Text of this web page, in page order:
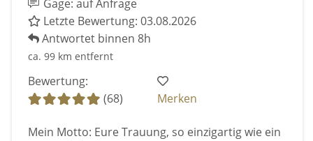
Gage: auf Anfrage
Letzte Bewertung: 03.08.2026
Antwortet binnen 8h
ca. 99 km entfernt
Bewertung:
(68)
Merken
Mein Motto: Eure Trauung, so einzigartig wie ein